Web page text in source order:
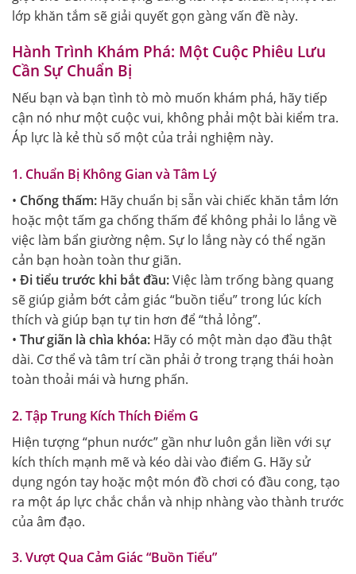
lớp khăn tắm sẽ giải quyết gọn gàng vấn đề này.
Hành Trình Khám Phá: Một Cuộc Phiêu Lưu
Cần Sự Chuẩn Bị
Nếu bạn và bạn tình tò mò muốn khám phá, hãy tiếp
cận nó như một cuộc vui, không phải một bài kiểm tra.
Áp lực là kẻ thù số một của trải nghiệm này.
1. Chuẩn Bị Không Gian và Tâm Lý
• Chống thấm: Hãy chuẩn bị sẵn vài chiếc khăn tắm lớn
hoặc một tấm ga chống thấm để không phải lo lắng về
việc làm bẩn giường nệm. Sự lo lắng này có thể ngăn
cản bạn hoàn toàn thư giãn.
• Đi tiểu trước khi bắt đầu:Việc làm trống bàng quang
sẽ giúp giảm bớt cảm giác “buồn tiểu” trong lúc kích
thích và giúp bạn tự tin hơn để “thả lỏng”.
• Thư giãn là chìa khóa: Hãy có một màn dạo đầu thật
dài. Cơ thể và tâm trí cần phải ở trong trạng thái hoàn
toàn thoải mái và hưng phấn.
2. Tập Trung Kích Thích Điểm G
Hiện tượng “phun nước” gần như luôn gắn liền với sự
kích thích mạnh mẽ và kéo dài vào điểm G. Hãy sử
dụng ngón tay hoặc một món đồ chơi có đầu cong, tạo
ra một áp lực chắc chắn và nhịp nhàng vào thành trước
của âm đạo.
3. Vượt Qua Cảm Giác “Buồn Tiểu”